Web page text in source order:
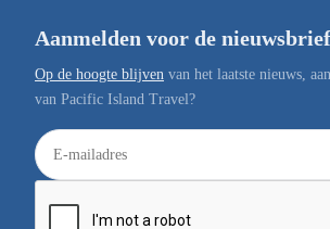
Aanmelden voor de nieuwsbrief
Op de hoogte blijven van het laatste nieuws,
van Pacific Island Travel?
E
-